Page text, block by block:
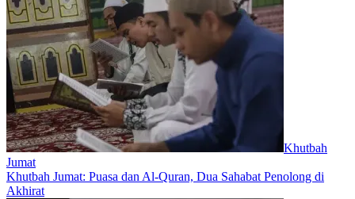
Khutbah
Jumat
Khutbah Jumat: Puasa dan Al-Quran, Dua Sahabat Penolong di
Akhirat